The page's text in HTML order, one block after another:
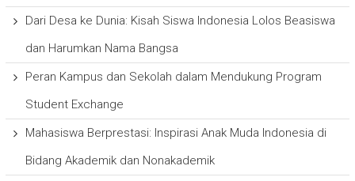
Dari Desa ke Dunia: Kisah Siswa Indonesia Lolos Beasiswa
dan Harumkan Nama Bangsa
Peran Kampus dan Sekolah dalam Mendukung Program
Student Exchange
Mahasiswa Berprestasi: Inspirasi Anak Muda Indonesia di
Bidang Akademik dan Nonakademik